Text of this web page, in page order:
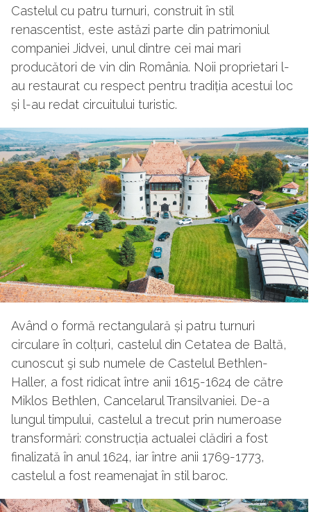
Castelul cu patru turnuri, construit în stil
renascentist, este astăzi parte din patrimoniul
companiei Jidvei, unul dintre cei mai mari
producători de vin din România. Noii proprietari l-
au restaurat cu respect pentru tradiția acestui loc
și l-au redat circuitului turistic.
Având o formă rectangulară și patru turnuri
circulare în colțuri, castelul din Cetatea de Baltă,
cunoscut şi sub numele de Castelul Bethlen-
Haller, a fost ridicat între anii 1615-1624 de către
Miklos Bethlen, Cancelarul Transilvaniei. De-a
lungul timpului, castelul a trecut prin numeroase
transformări: construcția actualei clădiri a fost
finalizată în anul 1624, iar între anii 1769-1773,
castelul a fost reamenajat în stil baroc.